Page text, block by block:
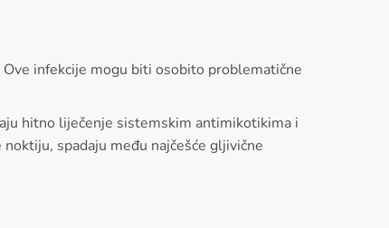
infekcije mogu biti osobito problematične
hitno liječenje sistemskim antimikotikima i
spadaju među najčešće gljivične